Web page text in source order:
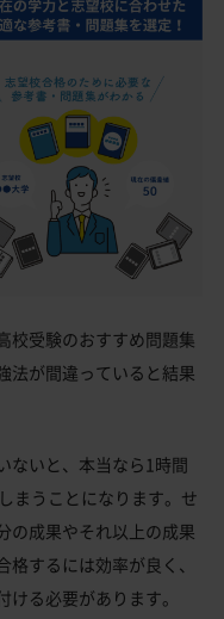
校受験のおすすめ問題集
法が間違っていると結果
ないと、本当なら1時間
まうことになります。せ
の成果やそれ以上の成果
するには効率が良く、
る必要があります。